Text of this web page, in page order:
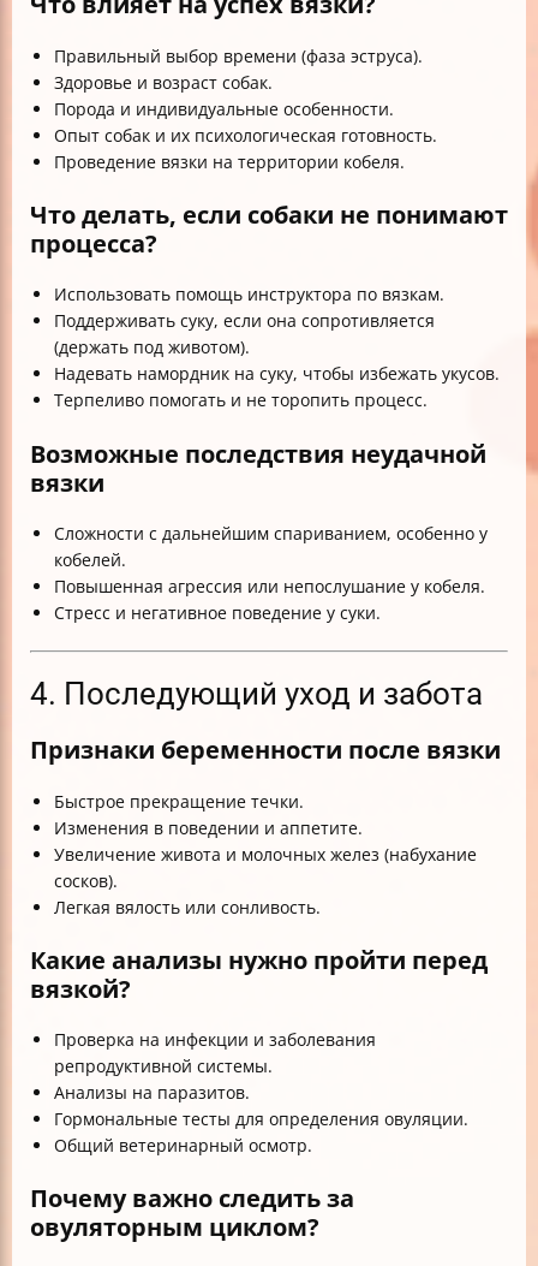
Правильный выбор времени (фаза эструса).
Здоровье и возраст собак.
Порода и индивидуальные особенности.
Опыт собак и их психологическая готовность.
Проведение вязки на территории кобеля.
Что делать, если собаки не понимают
процесса?
Использовать помощь инструктора по вязкам.
Поддерживать суку, если она сопротивляется
(держать под животом).
Надевать намордник на суку, чтобы избежать укусов.
Терпеливо помогать и не торопить процесс.
Возможные последствия неудачной
вязки
Сложности с дальнейшим спариванием, особенно у
кобелей.
Повышенная агрессия или непослушание у кобеля.
Стресс и негативное поведение у суки.
4. Последующий уход и забота
Признаки беременности после вязки
Быстрое прекращение течки.
Изменения в поведении и аппетите.
Увеличение живота и молочных желез (набухание
сосков).
Легкая вялость или сонливость.
Какие анализы нужно пройти перед
вязкой?
Проверка на инфекции и заболевания
репродуктивной системы.
Анализы на паразитов.
Гормональные тесты для определения овуляции.
Общий ветеринарный осмотр.
Почему важно следить за
овуляторным циклом?